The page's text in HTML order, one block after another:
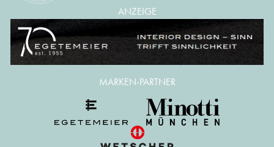
ANZEIGE